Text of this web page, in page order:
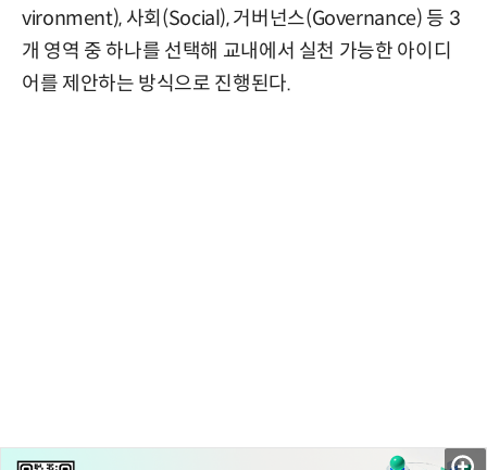
vironment), 사회(Social), 거버넌스(Governance) 등 3
개 영역 중 하나를 선택해 교내에서 실천 가능한 아이디
어를 제안하는 방식으로 진행된다.